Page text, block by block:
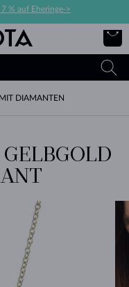
% auf Eheringe->
DIAMANTEN